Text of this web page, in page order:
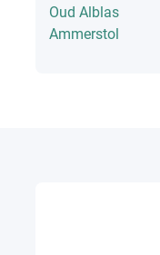
Oud Alblas
Ammerstol